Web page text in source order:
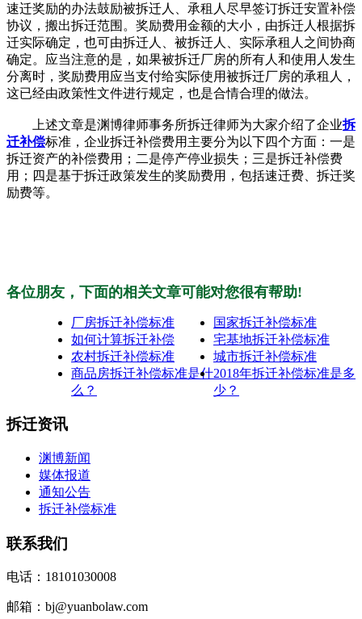
速迁奖励的办法鼓励被拆迁人、承租人尽早签订拆迁安置补偿
协议，搬出拆迁范围。奖励费用金额的大小，由拆迁人根据拆
迁实际确定，也可由拆迁人、被拆迁人、实际承租人之间协商
确定。应当注意的是，如果被拆迁厂房的所有人和使用人发生
分离时，奖励费用应当支付给实际使用被拆迁厂房的承租人，
这已经由政策性文件进行规定，也是合情合理的做法。
上述文章是渊博律师事务所拆迁律师为大家介绍了企业拆
迁补偿标准，企业拆迁补偿费用主要分为以下四个方面：一是
拆迁资产的补偿费用；二是停产停业损失；三是拆迁补偿费
用；四是基于拆迁政策发生的奖励费用，包括速迁费、拆迁奖
励费等。
各位朋友，下面的相关文章可能对您很有帮助!
厂房拆迁补偿标准
国家拆迁补偿标准
如何计算拆迁补偿
宅基地拆迁补偿标准
农村拆迁补偿标准
城市拆迁补偿标准
商品房拆迁补偿标准是什
么？
2018年拆迁补偿标准是多
少？
拆迁资讯
渊博新闻
媒体报道
通知公告
拆迁补偿标准
联系我们
电话：18101030008
邮箱：bj@yuanbolaw.com